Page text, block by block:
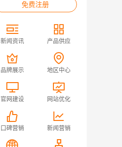
免费注册
新闻资讯 产品供应
品牌展示 地区中心
官网建设 网站优化
口碑营销 新闻营销